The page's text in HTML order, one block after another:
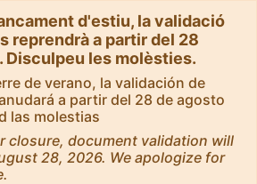
d'estiu, la validació
reprendrà a partir del 28
Disculpeu les molèsties.
de verano, la validación de
a partir del 28 de agosto
las molestias
closure, document validation will
28, 2026. We apologize for